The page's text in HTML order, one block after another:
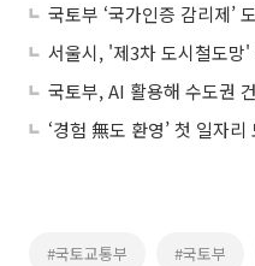
국토부 ‘국가인증 감리제’
‘경험 無도 환영’ 첫 일자리
#국토교통부 #국토부